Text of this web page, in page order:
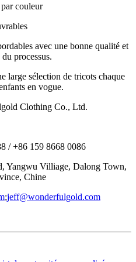
couleur
avec une bonne qualité et
processus.
large sélection de tricots chaque
en vogue.
Clothing Co., Ltd.
/ +86 159 8668 0086
Yangwu Villiage, Dalong Town,
Chine
;jeff@wonderfulgold.com